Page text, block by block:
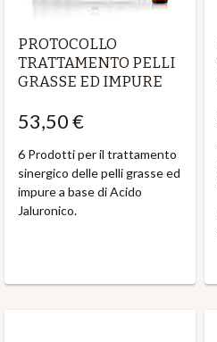
PROTOCOLLO
TRATTAMENTO PELLI
GRASSE ED IMPURE
53,50 €
6 Prodotti per il trattamento
sinergico delle pelli grasse ed
impure a base di Acido
Jaluronico.